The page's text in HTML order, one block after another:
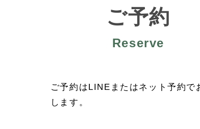
ご予約
Reserve
ご予約はLINEまたはネット予約で
します。